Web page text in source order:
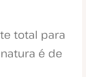
total para
é de